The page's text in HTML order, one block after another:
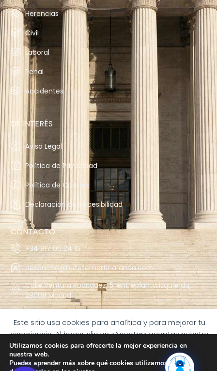
Este sitio usa cookies para analítica y para mejorar tu
experiencia. Al hacer clic en «Aceptar» aceptas nuestro
uso de las cookies.
ACEPTAR
Herencias
Civil
Laboral
Penal
Accidentes
DE INTERÉS
Aviso Legal
Política de Privacidad
Política de Cookies
Declaración de accesibilidad
CONTACTO
+34 917 06 24 16
despacho@bufetemartinaranda.com
Calle Ventura Rodriguez, 5, entreplanta izquierda,
28008 Madrid
Copyright 2024 © Todos los derechos reservados
Utilizamos cookies para ofrecerte la mejor experiencia en
nuestra web.
Puedes aprender más sobre qué cookies utilizamos o